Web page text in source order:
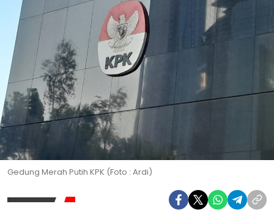
Gedung Merah Putih KPK (Foto : Ardi)